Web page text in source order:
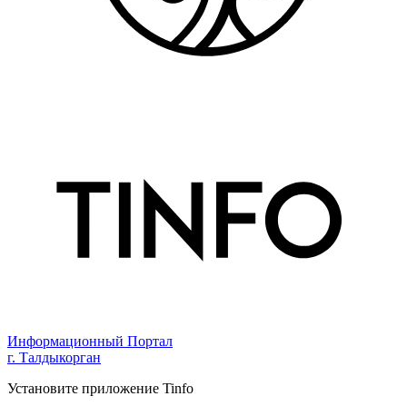
Информационный Портал
г. Талдыкорган
Установите приложение Tinfo